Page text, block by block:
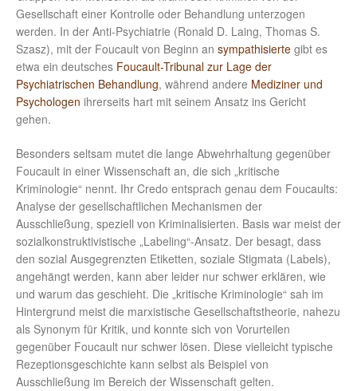
Gesellschaft einer Kontrolle oder Behandlung unterzogen
werden. In der Anti-Psychiatrie (Ronald D. Laing, Thomas S.
Szasz), mit der Foucault von Beginn an sympathisierte gibt es
etwa ein deutsches Foucault-Tribunal zur Lage der
Psychiatrischen Behandlung, während andere Mediziner und
Psychologen ihrerseits hart mit seinem Ansatz ins Gericht
gehen.
Besonders seltsam mutet die lange Abwehrhaltung gegenüber
Foucault in einer Wissenschaft an, die sich „kritische
Kriminologie“ nennt. Ihr Credo entsprach genau dem Foucaults:
Analyse der gesellschaftlichen Mechanismen der
Ausschließung, speziell von Kriminalisierten. Basis war meist der
sozialkonstruktivistische „Labeling“-Ansatz. Der besagt, dass
den sozial Ausgegrenzten Etiketten, soziale Stigmata (Labels),
angehängt werden, kann aber leider nur schwer erklären, wie
und warum das geschieht. Die „kritische Kriminologie“ sah im
Hintergrund meist die marxistische Gesellschaftstheorie, nahezu
als Synonym für Kritik, und konnte sich von Vorurteilen
gegenüber Foucault nur schwer lösen. Diese vielleicht typische
Rezeptionsgeschichte kann selbst als Beispiel von
Ausschließung im Bereich der Wissenschaft gelten.